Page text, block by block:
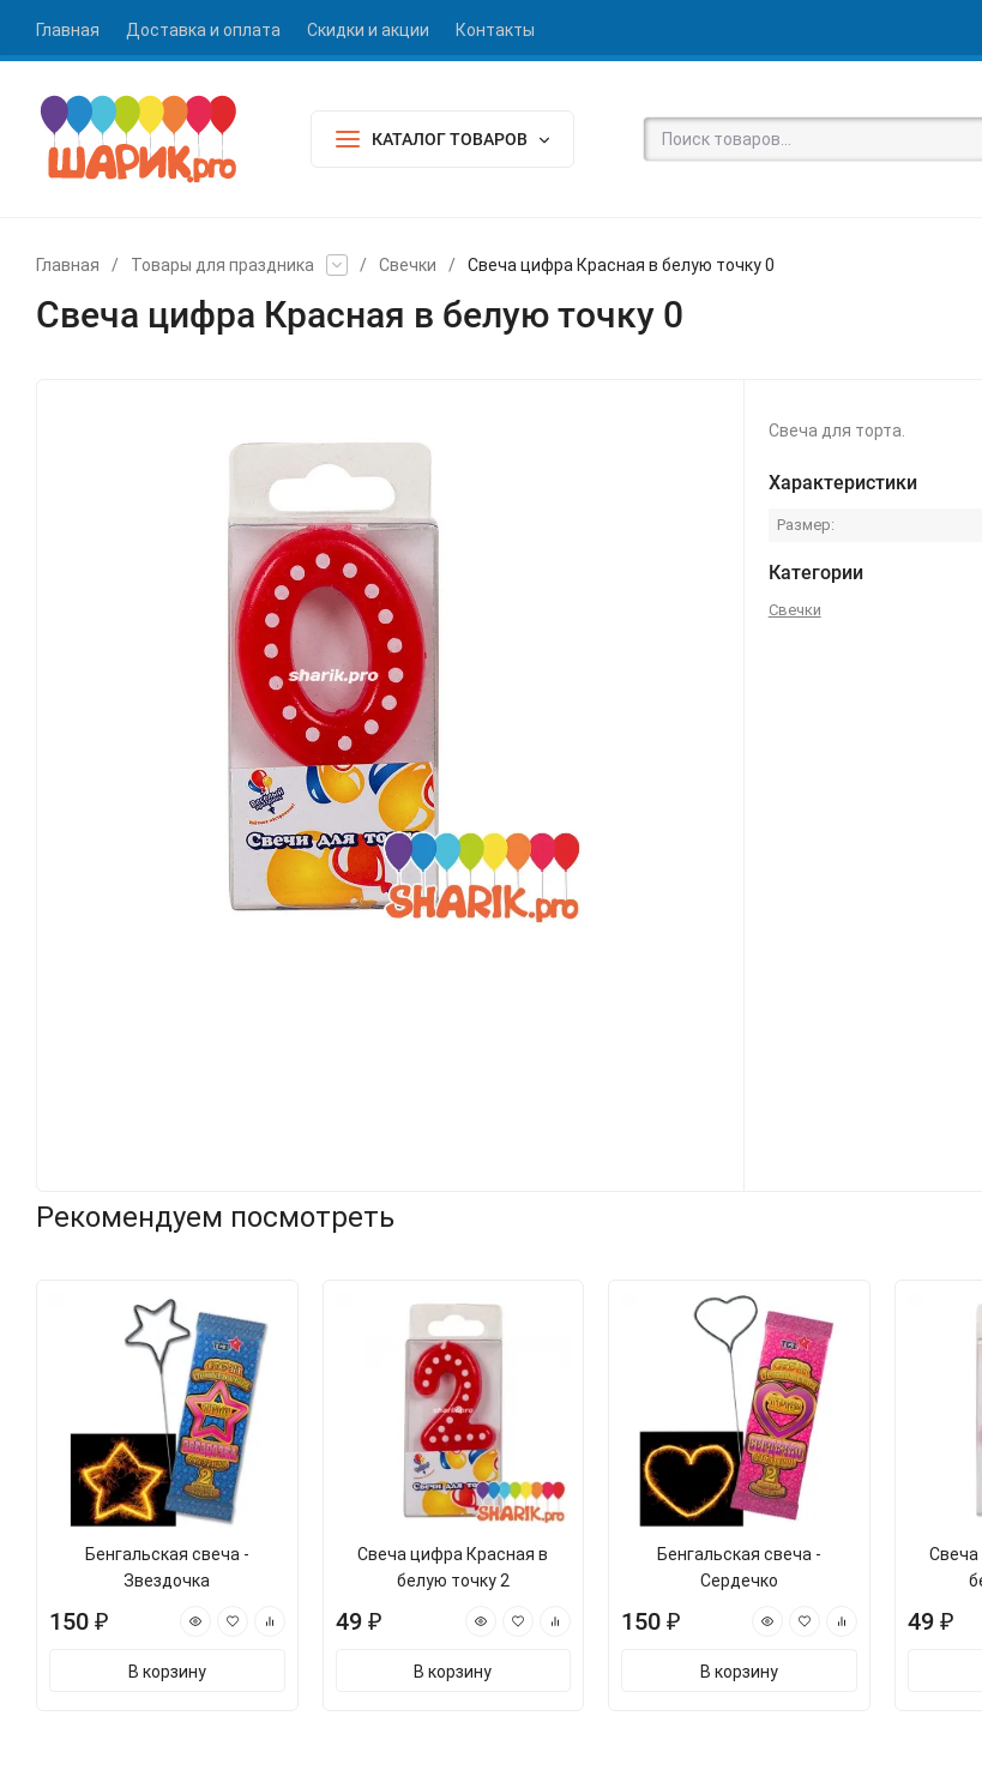
Главная Доставка и оплата Скидки и акции Контакты
КАТАЛОГ ТОВАРОВ
Главная / Товары для праздника / Свечки / Свеча цифра Красная в белую точку 0
Свеча цифра Красная в белую точку 0
Свеча для торта.
Характеристики
Размер:
Категории
Свечки
Рекомендуем посмотреть
Бенгальская свеча -
Звездочка
150 ₽
В корзину
Свеча цифра Красная в
белую точку 2
49 ₽
В корзину
Бенгальская свеча -
Сердечко
150 ₽
В корзину
Свеча
49 ₽